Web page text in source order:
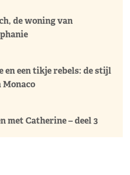
de woning van
en een tikje rebels: de stijl
met Catherine – deel 3